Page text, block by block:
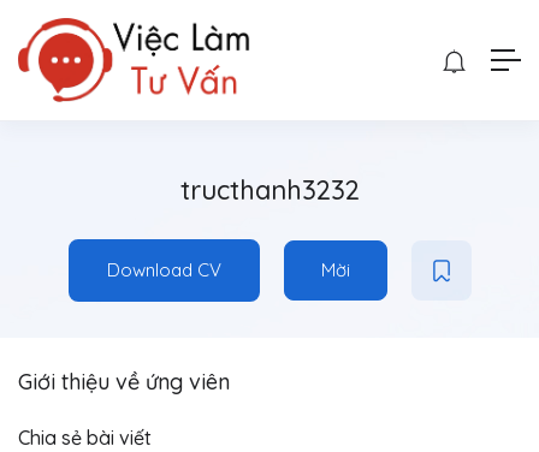
tructhanh3232
Download CV Mời
Giới thiệu về ứng viên
Chia sẻ bài viết